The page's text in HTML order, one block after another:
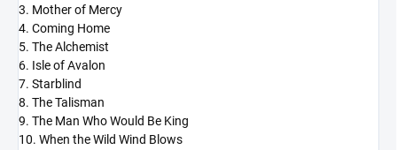
3. Mother of Mercy
4. Coming Home
5. The Alchemist
6. Isle of Avalon
7. Starblind
8. The Talisman
9. The Man Who Would Be King
10. When the Wild Wind Blows